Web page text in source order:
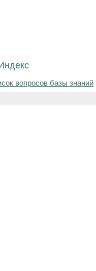
вопросов базы знаний